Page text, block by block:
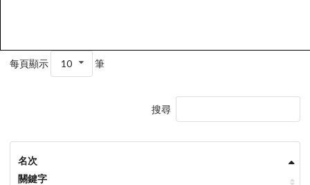
每頁顯示 10 筆
搜尋
名次
關鍵字